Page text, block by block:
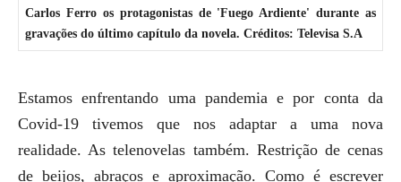
Carlos Ferro os protagonistas de 'Fuego Ardiente' durante as
gravações do último capítulo da novela. Créditos: Televisa S.A
Estamos enfrentando uma pandemia e por conta da
Covid-19 tivemos que nos adaptar a uma nova
realidade. As telenovelas também. Restrição de cenas
de beijos, abraços e aproximação. Como é escrever